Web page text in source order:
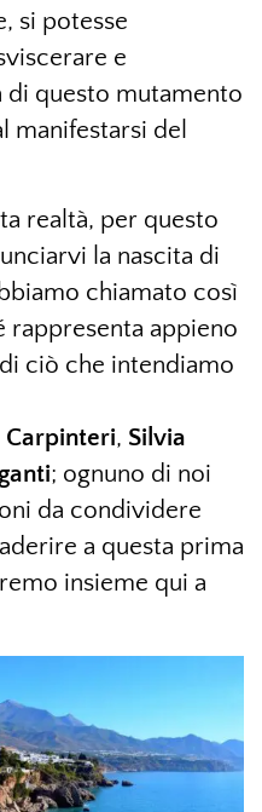
si potesse
e
di questo mutamento
manifestarsi del
realtà, per questo
la nascita di
chiamato così
rappresenta appieno
ciò che intendiamo
Carpinteri, Silvia
; ognuno di noi
da condividere
a questa prima
insieme qui a